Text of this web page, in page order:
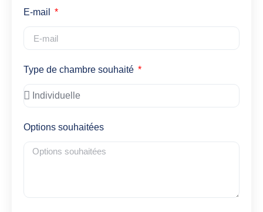
E-mail
Type de chambre souhaité
Options souhaitées